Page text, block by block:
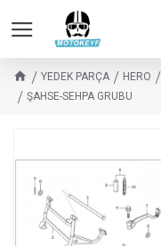
YEDEK PARÇA HERO
ŞAHSE-SEHPA GRUBU